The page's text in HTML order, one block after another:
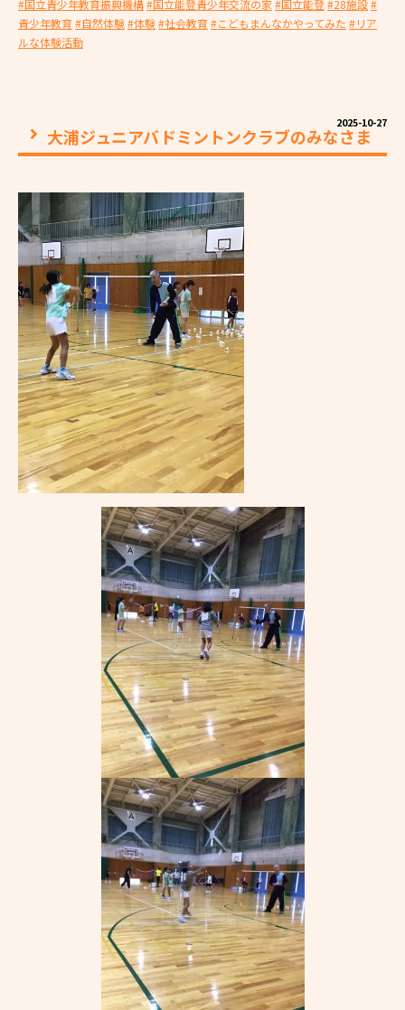
#国立青少年教育振興機構#国立能登青少年交流の家 #国立能登#28施設#
青少年教育#自然体験#体験#社会教育#こどもまんなかやってみた #リア
ルな体験活動
2025-10-27
大浦ジュニアバドミントンクラブのみなさま